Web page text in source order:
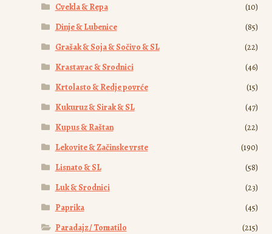
Cvekla & Repa
(10)
Dinje & Lubenice
(85)
Grašak & Soja & Sočivo & SL
(22)
Krastavac & Srodnici
(46)
Krtolasto & Redje povrće
(15)
Kukuruz & Sirak & SL
(47)
Kupus & Raštan
(22)
Lekovite & Začinske vrste
(190)
Lisnato & SL
(58)
Luk & Srodnici
(23)
Paprika
(45)
Paradajz / Tomatilo
(215)